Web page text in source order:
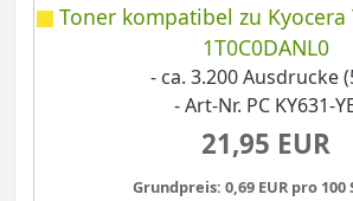
Toner kompatibel zu Kyocera
1T0C0DANL0
- ca. 3.200 Ausdrucke
- Art-Nr. PC KY631-
21,95 EUR
Grundpreis: 0,69 EUR pro 100